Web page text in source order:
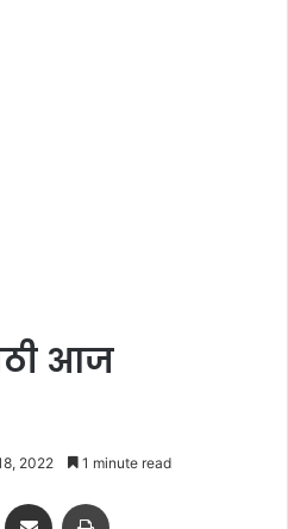
आज
2022 1 minute read
Telegram Share via Email